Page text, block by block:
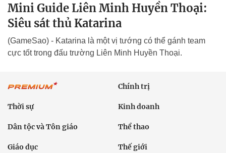
Mini Guide Liên Minh Huyền Thoại:
Siêu sát thủ Katarina
(GameSao) - Katarina là một vị tướng có thể gánh team
cực tốt trong đấu trường Liên Minh Huyền Thoại.
Chính trị
Thời sự Kinh doanh
Dân tộc và Tôn giáo Thể thao
Giáo dục Thế giới